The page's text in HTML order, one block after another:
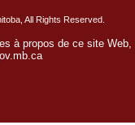
All Rights Reserved.
à propos de ce site Web,